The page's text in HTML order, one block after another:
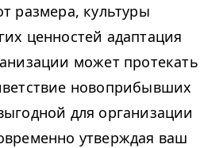
размера, культуры
ценностей адаптация
может протекать
новоприбывших
для организации
утверждая ваш